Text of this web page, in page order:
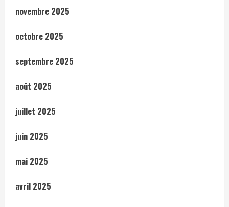
novembre 2025
octobre 2025
septembre 2025
août 2025
juillet 2025
juin 2025
mai 2025
avril 2025